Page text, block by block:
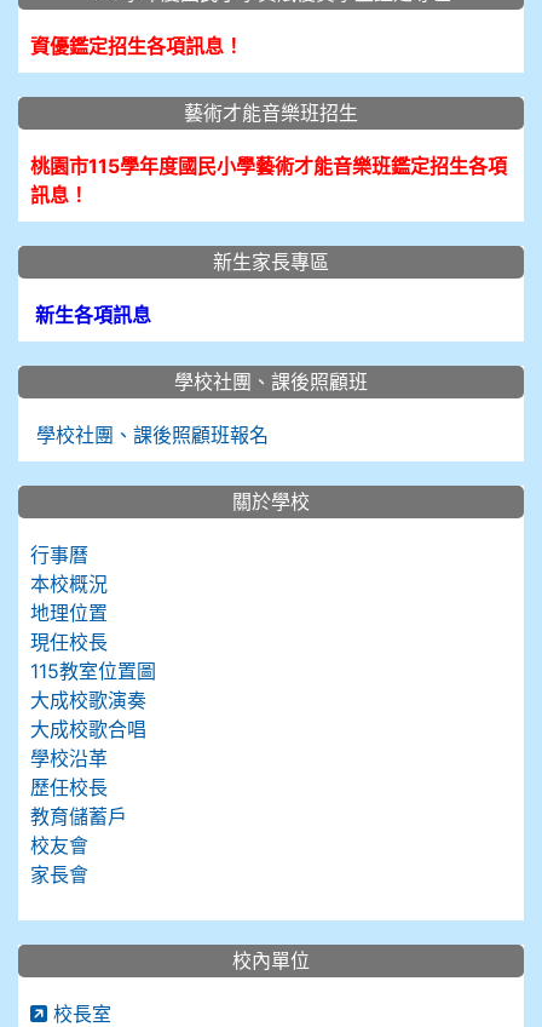
資優鑑定招生各項訊息！
藝術才能音樂班招生
桃園市115學年度國民小學藝術才能音樂班鑑定招生各項
訊息！
新生家長專區
新生各項訊息
學校社團、課後照顧班
學校社團、課後照顧班報名
關於學校
行事曆
本校概況
地理位置
現任校長
115教室位置圖
大成校歌演奏
大成校歌合唱
學校沿革
歷任校長
教育儲蓄戶
校友會
家長會
校內單位
校長室